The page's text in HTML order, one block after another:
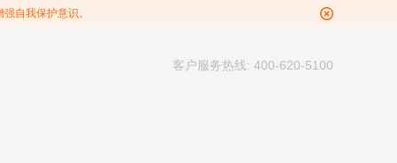
自我保护意识。
客户服务热线: 400-620-5100